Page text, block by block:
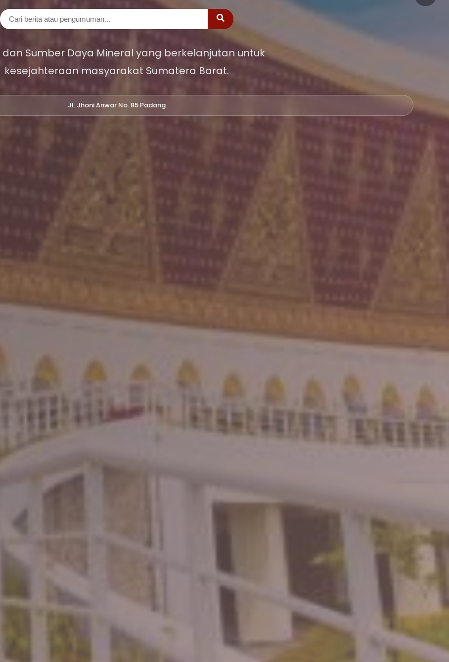
dan Sumber Daya Mineral yang berkelanjutan untuk
kesejahteraan masyarakat Sumatera Barat.
Jl. Jhoni Anwar No. 85 Padang